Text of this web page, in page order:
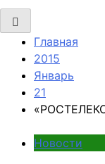
Главная
2015
Январь
21
Новости